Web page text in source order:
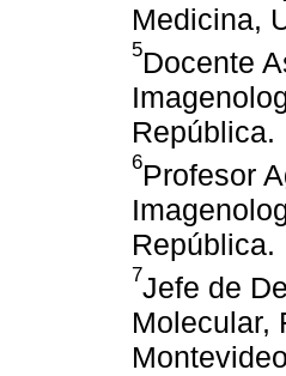
Medicina,
5Docente
República.
6Profesor
República.
7Jefe de
Molecular,